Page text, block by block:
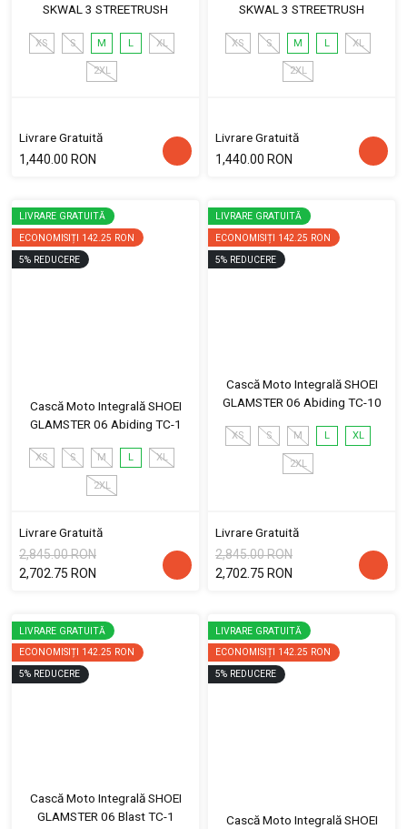
SKWAL 3 STREETRUSH
XS S M L XL
2XL
Livrare Gratuită
1,440.00 RON
SKWAL 3 STREETRUSH
XS S M L XL
2XL
Livrare Gratuită
1,440.00 RON
LIVRARE GRATUITĂ
ECONOMISIȚI 142.25 RON
5% REDUCERE
Cască Moto Integrală SHOEI
GLAMSTER 06 Abiding TC-1
XS S M L XL
2XL
Livrare Gratuită
2,845.00 RON
2,702.75 RON
LIVRARE GRATUITĂ
ECONOMISIȚI 142.25 RON
5% REDUCERE
Cască Moto Integrală SHOEI
GLAMSTER 06 Abiding TC-10
XS S M L XL
2XL
Livrare Gratuită
2,845.00 RON
2,702.75 RON
LIVRARE GRATUITĂ
ECONOMISIȚI 142.25 RON
5% REDUCERE
Cască Moto Integrală SHOEI
GLAMSTER 06 Blast TC-1
LIVRARE GRATUITĂ
ECONOMISIȚI 142.25 RON
5% REDUCERE
Cască Moto Integrală SHOEI